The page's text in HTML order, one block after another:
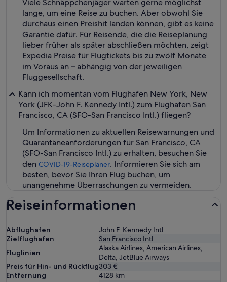
Viele Schnäppchenjäger warten gerne möglichst
lange, um eine Reise zu buchen. Aber obwohl Sie
durchaus einen Preishit landen können, gibt es keine
Garantie dafür. Für Reisende, die die Reiseplanung
lieber früher als später abschließen möchten, zeigt
Expedia Preise für Flugtickets bis zu zwölf Monate
im Voraus an – abhängig von der jeweiligen
Fluggesellschaft.
Kann ich momentan vom Flughafen New York, New
York (JFK-John F. Kennedy Intl.) zum Flughafen San
Francisco, CA (SFO-San Francisco Intl.) fliegen?
Um Informationen zu aktuellen Reisewarnungen und
Quarantäneanforderungen für San Francisco, CA
(SFO-San Francisco Intl.) zu erhalten, besuchen Sie
den COVID-19-Reiseplaner. Informieren Sie sich am
besten, bevor Sie Ihren Flug buchen, um
unangenehme Überraschungen zu vermeiden.
Reiseinformationen
Abflughafen
John F. Kennedy Intl.
Zielflughafen
San Francisco Intl.
Fluglinien
Alaska Airlines, American Airlines,
Delta, JetBlue Airways
Preis für Hin- und Rückflug303 €
Entfernung
4128 km